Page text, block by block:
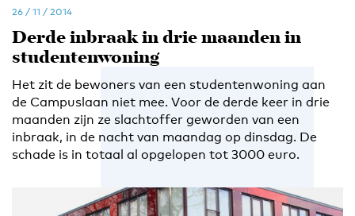
26 / 11 / 2014
Derde inbraak in drie maanden in
studentenwoning
Het zit de bewoners van een studentenwoning aan
de Campuslaan niet mee. Voor de derde keer in drie
maanden zijn ze slachtoffer geworden van een
inbraak, in de nacht van maandag op dinsdag. De
schade is in totaal al opgelopen tot 3000 euro.